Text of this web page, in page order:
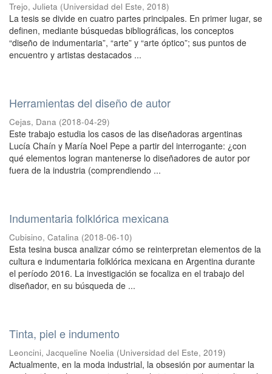
Trejo, Julieta (Universidad del Este, 2018)
La tesis se divide en cuatro partes principales. En primer lugar, se
definen, mediante búsquedas bibliográficas, los conceptos
“diseño de indumentaria”, “arte” y “arte óptico”; sus puntos de
encuentro y artistas destacados ...
Herramientas del diseño de autor
Cejas, Dana (2018-04-29)
Este trabajo estudia los casos de las diseñadoras argentinas
Lucía Chaín y María Noel Pepe a partir del interrogante: ¿con
qué elementos logran mantenerse lo diseñadores de autor por
fuera de la industria (comprendiendo ...
Indumentaria folklórica mexicana
Cubisino, Catalina (2018-06-10)
Esta tesina busca analizar cómo se reinterpretan elementos de la
cultura e indumentaria folklórica mexicana en Argentina durante
el período 2016. La investigación se focaliza en el trabajo del
diseñador, en su búsqueda de ...
Tinta, piel e indumento
Leoncini, Jacqueline Noelia (Universidad del Este, 2019)
Actualmente, en la moda industrial, la obsesión por aumentar la